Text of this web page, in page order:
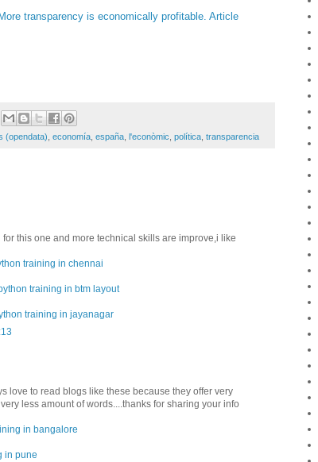
More transparency is economically profitable. Article
(opendata) economía españa l'econòmic política transparencia
this one and more technical skills are improve,i like
training in chennai
training in btm layout
training in jayanagar
love to read blogs like these because they offer very
less amount of words....thanks for sharing your info
in bangalore
in pune